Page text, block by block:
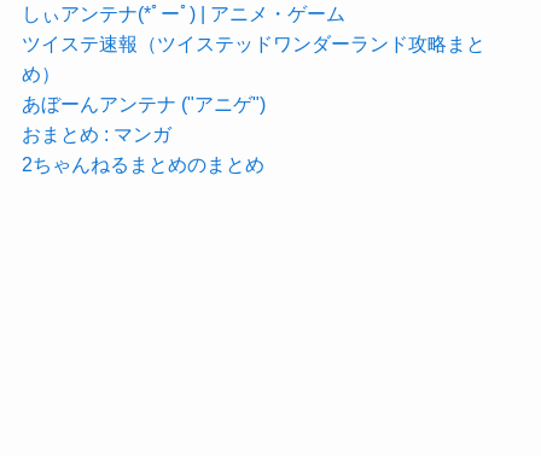
しぃアンテナ(*ﾟーﾟ) | アニメ・ゲーム
ツイステ速報（ツイステッドワンダーランド攻略まと
め）
あぼーんアンテナ ("アニゲ")
おまとめ : マンガ
2ちゃんねるまとめのまとめ